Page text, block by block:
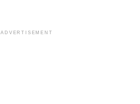
ADVERTISEMENT